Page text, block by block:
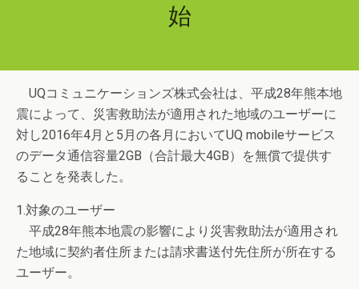
始
UQコミュニケーションズ株式会社は、平成28年熊本地
震によって、災害救助法が適用された地域のユーザーに
対し2016年4月と5月の各月においてUQ mobileサービス
のデータ通信容量2GB（合計最大4GB）を無償で提供す
ることを発表した。
1.対象のユーザー
平成28年熊本地震の影響により災害救助法が適用され
た地域に契約者住所または請求書送付先住所が所在する
ユーザー。